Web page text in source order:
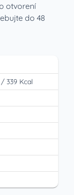
otvorení
do 48
/ 339 Kcal